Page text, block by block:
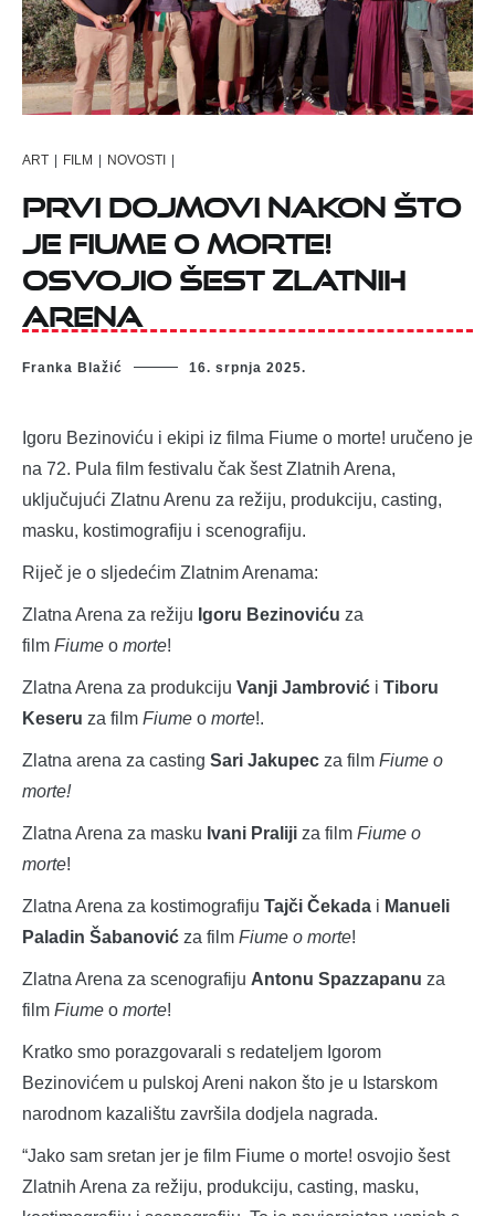
ART | FILM | NOVOSTI |
Prvi dojmovi nakon što
je Fiume o morte!
osvojio šest Zlatnih
Arena
Franka Blažić 16. srpnja 2025.
Igoru Bezinoviću i ekipi iz filma Fiume o morte! uručeno je
na 72. Pula film festivalu čak šest Zlatnih Arena,
uključujući Zlatnu Arenu za režiju, produkciju, casting,
masku, kostimografiju i scenografiju.
Riječ je o sljedećim Zlatnim Arenama:
Zlatna Arena za režiju Igoru Bezinoviću za
film Fiume o morte!
Zlatna Arena za produkciju Vanji Jambrović i Tiboru
Keseru za film Fiume o morte!.
Zlatna arena za casting Sari Jakupec za film Fiume o
morte!
Zlatna Arena za masku Ivani Praliji za film Fiume o
morte!
Zlatna Arena za kostimografiju Tajči Čekada i Manueli
Paladin Šabanović za film Fiume o morte!
Zlatna Arena za scenografiju Antonu Spazzapanu za
film Fiume o morte!
Kratko smo porazgovarali s redateljem Igorom
Bezinovićem u pulskoj Areni nakon što je u Istarskom
narodnom kazalištu završila dodjela nagrada.
“Jako sam sretan jer je film Fiume o morte! osvojio šest
Zlatnih Arena za režiju, produkciju, casting, masku,